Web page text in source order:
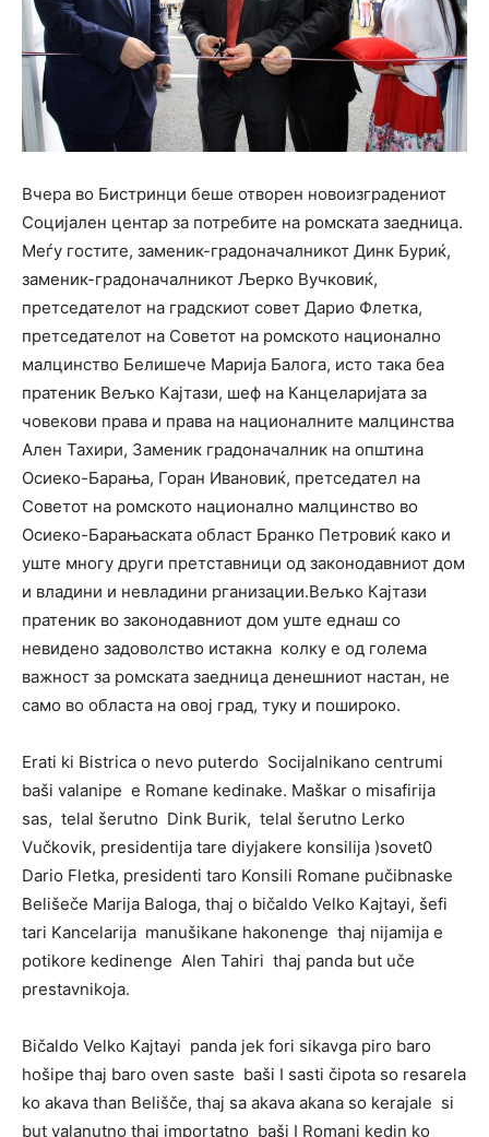
Вчера во Бистринци беше отворен новоизградениот
Социјален центар за потребите на ромската заедница.
Меѓу гостите, заменик-градоначалникот Динк Буриќ,
заменик-градоначалникот Љерко Вучковиќ,
претседателот на градскиот совет Дарио Флетка,
претседателот на Советот на ромското национално
малцинство Белишече Марија Балога, исто така беа
пратеник Вељко Кајтази, шеф на Канцеларијата за
човекови права и права на националните малцинства
Ален Тахири, Заменик градоначалник на општина
Осиеко-Барања, Горан Ивановиќ, претседател на
Советот на ромското национално малцинство во
Осиеко-Барањаската област Бранко Петровиќ како и
уште многу други претставници од законодавниот дом
и владини и невладини рганизации.Вељко Кајтази
пратеник во законодавниот дом уште еднаш со
невидено задоволство истакна колку е од голема
важност за ромската заедница денешниот настан, не
само во областа на овој град, туку и пошироко.
Erati ki Bistrica o nevo puterdo Socijalnikano centrumi
baši valanipe e Romane kedinake. Maškar o misafirija
sas, telal šerutno Dink Burik, telal šerutno Lerko
Vučkovik, presidentija tare diyjakere konsilija )sovet0
Dario Fletka, presidenti taro Konsili Romane pučibnaske
Belišeče Marija Baloga, thaj o bičaldo Velko Kajtayi, šefi
tari Kancelarija manušikane hakonenge thaj nijamija e
potikore kedinenge Alen Tahiri thaj panda but uče
prestavnikoja.
Bičaldo Velko Kajtayi panda jek fori sikavga piro baro
hošipe thaj baro oven saste baši I sasti čipota so resarela
ko akava than Belišče, thaj sa akava akana so kerajale si
but valanutno thaj importatno baši I Romani kedin ko